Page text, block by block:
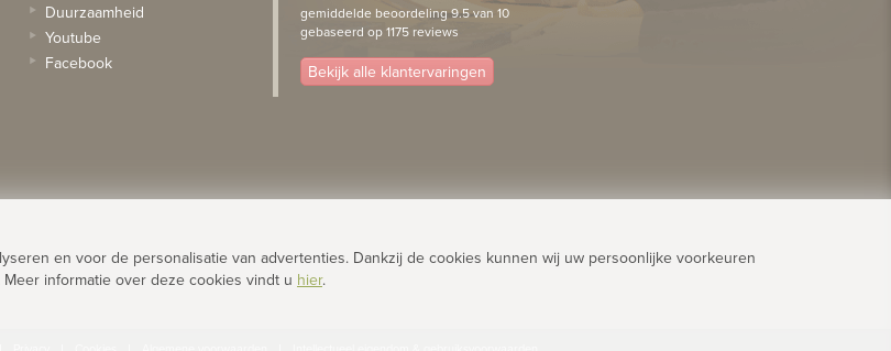
Duurzaamheid
Youtube
Facebook
gemiddelde beoordeling 9.5 van 10
gebaseerd op 1175 reviews
Bekijk alle klantervaringen
en voor de personalisatie van advertenties. Dankzij de cookies kunnen wij uw persoonlijke voorkeuren
informatie over deze cookies vindt u hier.